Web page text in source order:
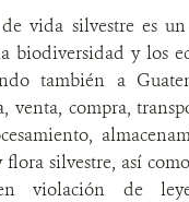
vida silvestre es
biodiversidad y los
también a
venta, compra,
silvestre, así
violación de